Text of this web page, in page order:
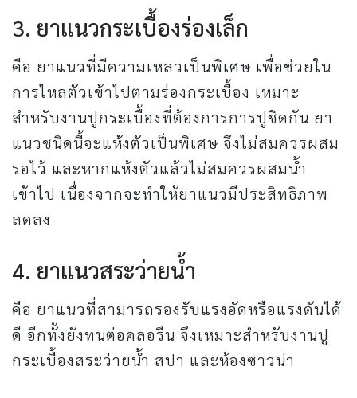
3. ยาแนวกระเบื้องร่องเล็ก
คือ ยาแนวที่มีความเหลวเป็นพิเศษ เพื่อช่วยใน
การไหลตัวเข้าไปตามร่องกระเบื้อง เหมาะ
สำหรับงานปูกระเบื้องที่ต้องการการปูชิดกัน ยา
แนวชนิดนี้จะแห้งตัวเป็นพิเศษ จึงไม่สมควรผสม
รอไว้ และหากแห้งตัวแล้วไม่สมควรผสมน้ำ
เข้าไป เนื่องจากจะทำให้ยาแนวมีประสิทธิภาพ
ลดลง
4. ยาแนวสระว่ายน้ำ
คือ ยาแนวที่สามารถรองรับแรงอัดหรือแรงดันได้
ดี อีกทั้งยังทนต่อคลอรีน จึงเหมาะสำหรับงานปู
กระเบื้องสระว่ายน้ำ สปา และห้องซาวน่า